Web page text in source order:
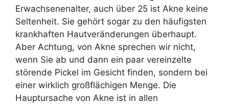
Erwachsenenalter, auch über 25 ist Akne keine
Seltenheit. Sie gehört sogar zu den häufigsten
krankhaften Hautveränderungen überhaupt.
Aber Achtung, von Akne sprechen wir nicht,
wenn Sie ab und dann ein paar vereinzelte
störende Pickel im Gesicht finden, sondern bei
einer wirklich großflächigen Menge. Die
Hauptursache von Akne ist in allen